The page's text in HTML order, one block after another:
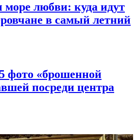
любви: куда идут
в самый летний
фото «брошенной
посреди центра